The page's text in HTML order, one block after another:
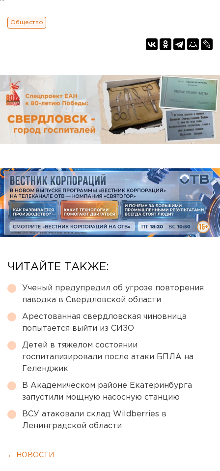
Общество
ЧИТАЙТЕ ТАКЖЕ:
Ученый предупредил об угрозе повторения
паводка в Свердловской области
Арестованная свердловская чиновница
попытается выйти из СИЗО
Детей в тяжелом состоянии
госпитализировали после атаки БПЛА на
Геленджик
В Академическом районе Екатеринбурга
запустили мощную насосную станцию
ВСУ атаковали склад Wildberries в
Ленинградской области
← НОВОСТИ